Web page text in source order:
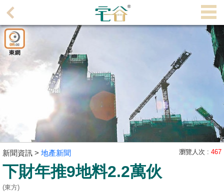
理
主
頁
搵
業
主
放
盤
新聞資訊 > 地產新聞 瀏覽人次 : 467
下財年推9地料2.2萬伙
(東方)